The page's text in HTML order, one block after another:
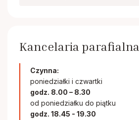
Kancelaria parafialna
Czynna:
poniedziałki i czwartki
godz. 8.00 – 8.30
od poniedziałku do piątku
godz. 18.45 - 19.30